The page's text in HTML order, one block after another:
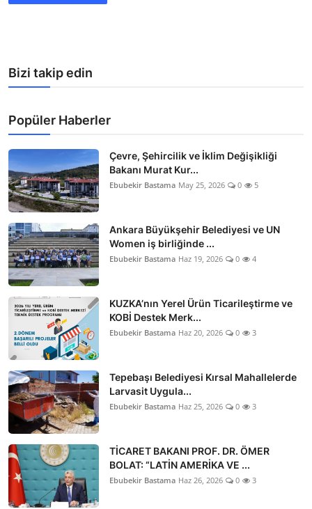
Bizi takip edin
Popüler Haberler
Çevre, Şehircilik ve İklim Değişikliği
Bakanı Murat Kur...
Ebubekir Bastama May 25, 2026 0 5
Ankara Büyükşehir Belediyesi ve UN
Women iş birliğinde ...
Ebubekir Bastama Haz 19, 2026 0 4
KUZKA’nın Yerel Ürün Ticarileştirme ve
KOBİ Destek Merk...
Ebubekir Bastama Haz 20, 2026 0 3
Tepebaşı Belediyesi Kırsal Mahallelerde
Larvasit Uygula...
Ebubekir Bastama Haz 25, 2026 0 3
TİCARET BAKANI PROF. DR. ÖMER
BOLAT: “LATİN AMERİKA VE ...
Ebubekir Bastama Haz 26, 2026 0 3